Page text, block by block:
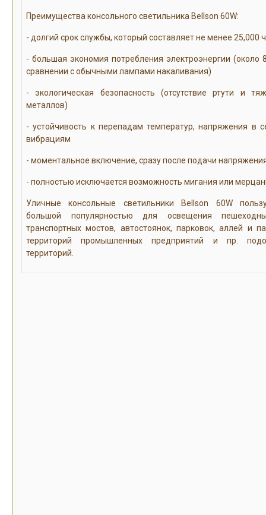
Преимущества консольного светильника Bellson 60W:
- долгий срок службы, который составляет не менее 25,000
- большая экономия потребления электроэнергии (около
сравнении с обычными лампами накаливания)
- экологическая безопасность (отсутствие ртути и
металлов)
- устойчивость к перепадам температур, напряжения в
вибрациям
- моментальное включение, сразу после подачи
- полностью исключается возможность мигания или
Уличные консольные светильники Bellson 60W
большой популярностью для освещения
транспортных мостов, автостоянок, парковок, аллей и
территорий промышленных предприятий и пр.
территорий.